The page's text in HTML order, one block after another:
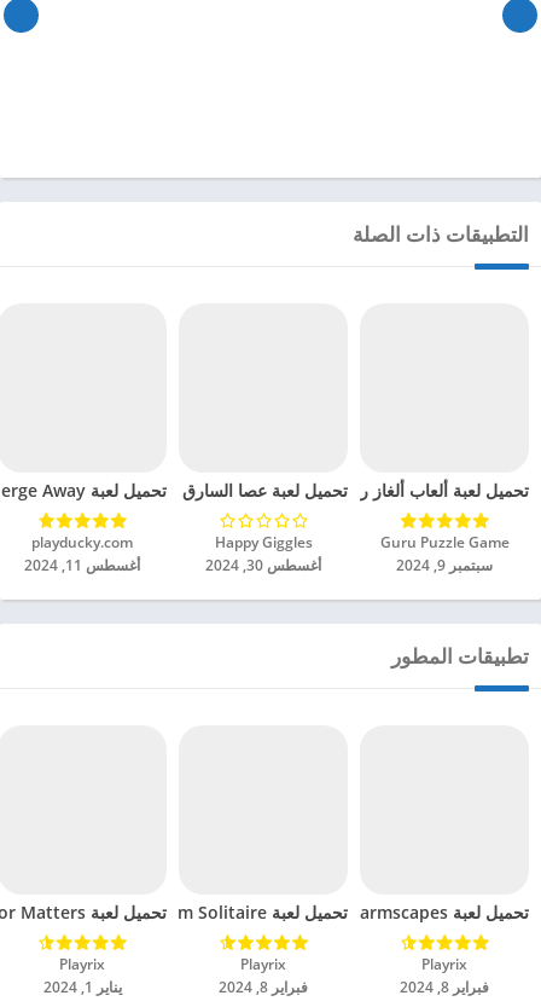
التطبيقات ذات الصلة
تحميل لعبة ألعاب ألغاز رياضية كروسماث مهكرة للاندرويد 2024
Guru Puzzle Game‏
سبتمبر 9, 2024
تحميل لعبة عصا السارق مهكرة للاندرويد 2024
Happy Giggles‏
أغسطس 30, 2024
تحميل لعبة Merge Away! مهكرة للاندرويد 2024
playducky.com‏
أغسطس 11, 2024
تطبيقات المطور
تحميل لعبة Farmscapes مهكرة للاندرويد 2024
Playrix‏
فبراير 8, 2024
تحميل لعبة Fishdom Solitaire مهكرة للاندرويد 2024
Playrix‏
فبراير 8, 2024
تحميل لعبة Manor Matters مهكرة للاندرويد 2024
Playrix‏
يناير 1, 2024